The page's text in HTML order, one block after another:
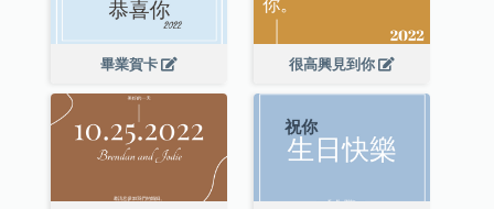
畢業賀卡 很高興見到你